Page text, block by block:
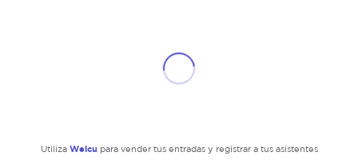
Utiliza Welcu para vender tus entradas y registrar a tus asistentes